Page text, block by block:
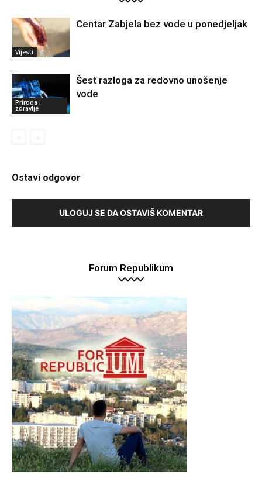
Vijesti
Centar Zabjela bez vode u ponedjeljak
Priroda i
zdravlje
Šest razloga za redovno unošenje
vode
Ostavi odgovor
ULOGUJ SE DA OSTAVIŠ KOMENTAR
Forum Republikum